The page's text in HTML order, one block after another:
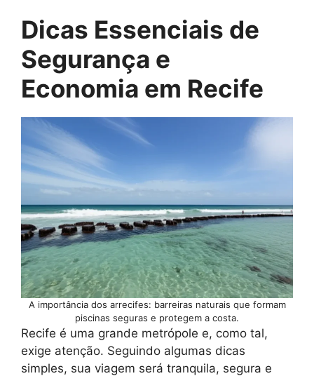
Dicas Essenciais de
Segurança e
Economia em Recife
A importância dos arrecifes: barreiras naturais que formam
piscinas seguras e protegem a costa.
Recife é uma grande metrópole e, como tal,
exige atenção. Seguindo algumas dicas
simples, sua viagem será tranquila, segura e